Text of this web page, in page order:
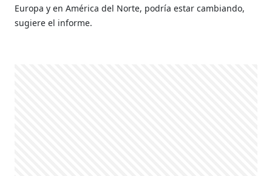
Europa y en América del Norte, podría estar cambiando,
sugiere el informe.